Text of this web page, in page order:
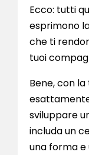
Ecco: tutti
esprimono
che ti
tuoi
Bene, con
sviluppare
includa un
una forma e